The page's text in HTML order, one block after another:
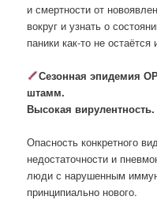
и смертности от
вокруг и узнать о
паники как-то не остаётся
Сезонная эпидемия
штамм.
Высокая
Опасность конкретного
недостаточности и
люди с нарушенным
принципиально нового.